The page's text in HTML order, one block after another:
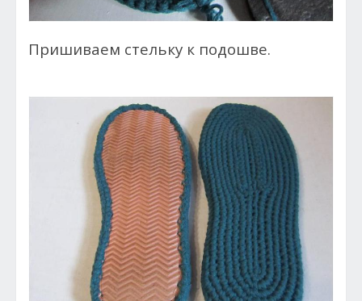
Пришиваем стельку к подошве.